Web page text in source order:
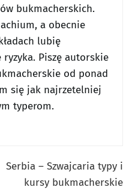
bukmacherskich.
a obecnie
lubię
Piszę autorskie
od ponad
się jak najrzetelniej
typerom.
Serbia – Szwajcaria typy i
kursy bukmacherskie